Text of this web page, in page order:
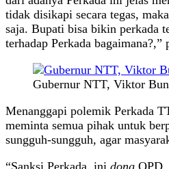
tidak disikapi secara tegas,
saja. Bupati bisa bikin perkada
terhadap Perkada bagaimana?,”
Gubernur NTT, Viktor
Menanggapi polemik Perkada
meminta semua pihak untuk
sungguh-sungguh, agar
“Sanksi Perkada, ini dong OPD,